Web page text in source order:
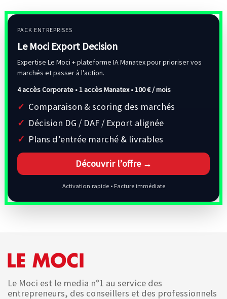
PACK ENTREPRISES
Le Moci Export Decision
Expertise Le Moci + plateforme IA Manatex pour prioriser vos
marchés et passer à l’action.
4 accès Corporate • 1 accès Manatex •100 € / mois
Comparaison & scoring des marchés
Décision DG / DAF / Export alignée
Plans d’entrée marché & livrables
Découvrir l’offre →
Activation rapide • Facture immédiate
Le Moci est le media n°1 au service des
entrepreneurs, des conseillers et des professionnels